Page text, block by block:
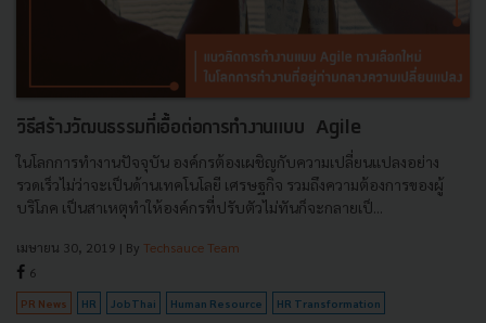
วิธีสร้างวัฒนธรรมที่เอื้อต่อการทำงานแบบ Agile
ในโลกการทำงานปัจจุบัน องค์กรต้องเผชิญกับความเปลี่ยนแปลงอย่าง
รวดเร็วไม่ว่าจะเป็นด้านเทคโนโลยี เศรษฐกิจ รวมถึงความต้องการของผู้
บริโภค เป็นสาเหตุทำให้องค์กรที่ปรับตัวไม่ทันก็จะกลายเป็...
เมษายน 30, 2019 | By Techsauce Team
6
PR News HR JobThai Human Resource HR Transformation